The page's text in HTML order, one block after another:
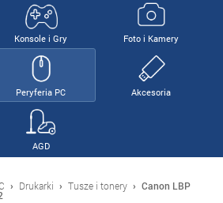
Konsole i Gry Foto i Kamery
Peryferia PC Akcesoria
AGD
› Drukarki › Tusze i tonery › Canon LBP